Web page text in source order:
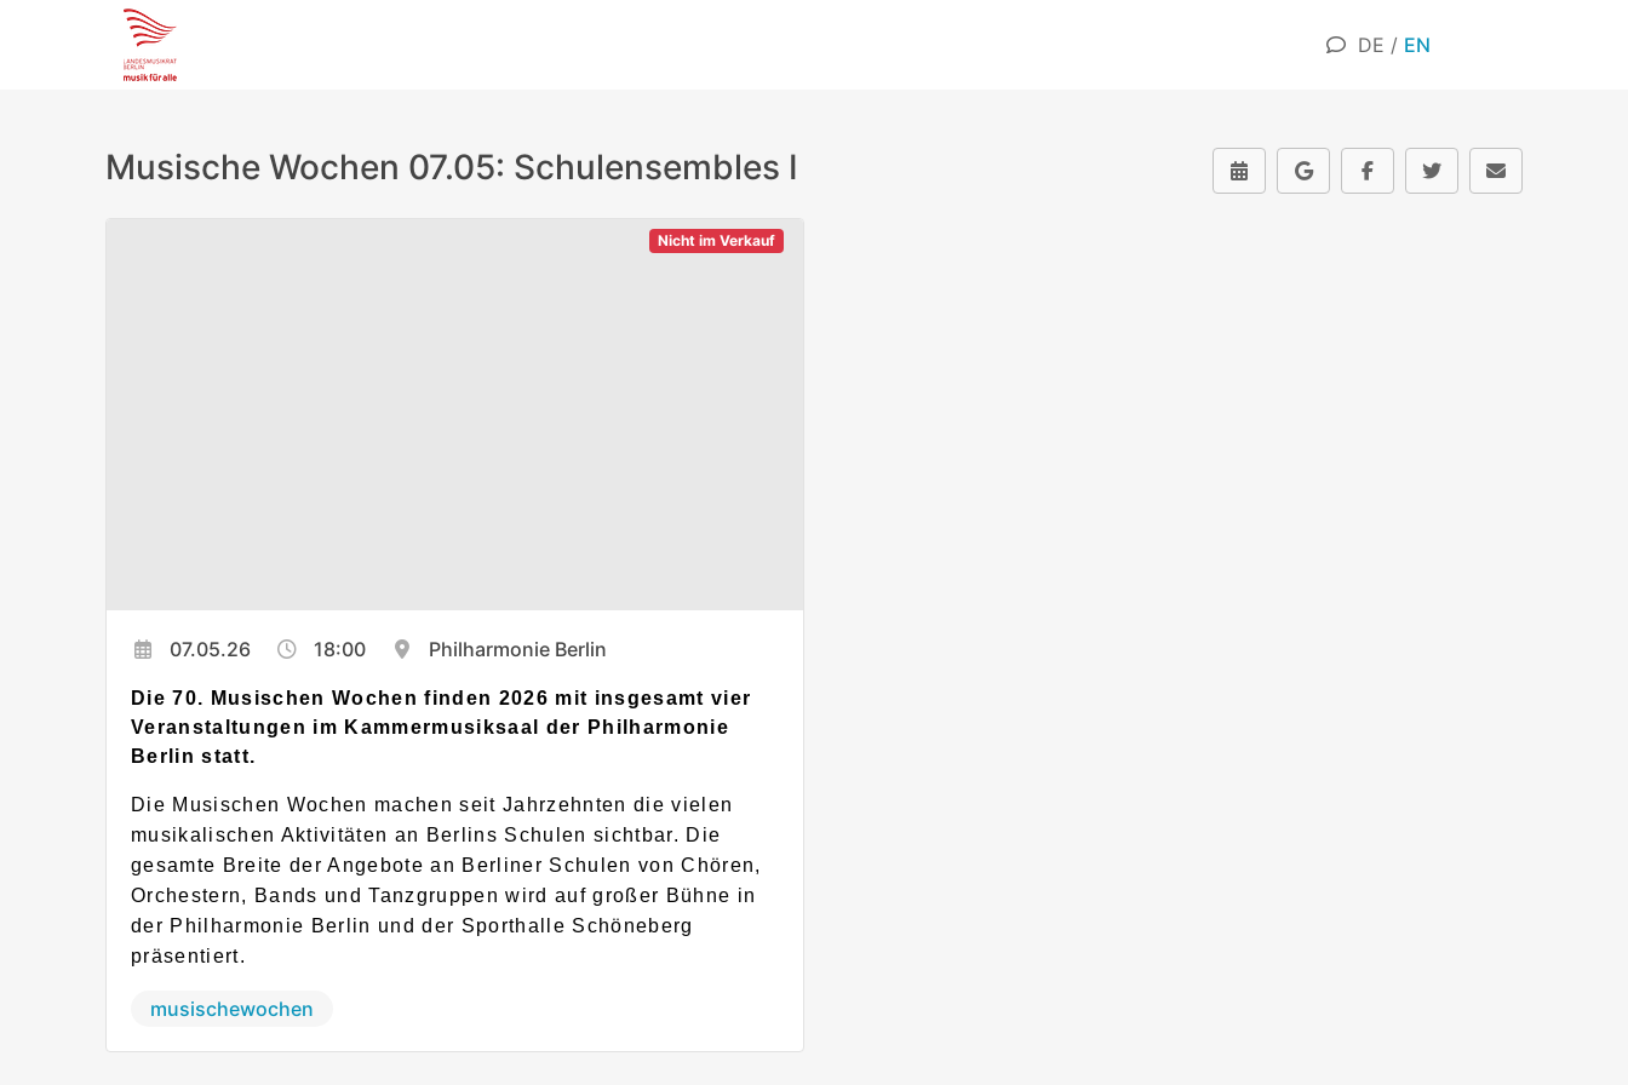
DE / EN
Musische Wochen 07.05: Schulensembles I
Nicht im Verkauf
07.05.26 18:00 Philharmonie Berlin
Die 70. Musischen Wochen finden 2026 mit insgesamt vier
Veranstaltungen im Kammermusiksaal der Philharmonie
Berlin statt.
Die Musischen Wochen machen seit Jahrzehnten die vielen
musikalischen Aktivitäten an Berlins Schulen sichtbar. Die
gesamte Breite der Angebote an Berliner Schulen von Chören,
Orchestern, Bands und Tanzgruppen wird auf großer Bühne in
der Philharmonie Berlin und der Sporthalle Schöneberg
präsentiert.
musischewochen